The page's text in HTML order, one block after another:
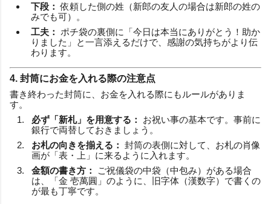
下段： 依頼した側の姓（新郎の友人の場合は新郎の姓の
みでも可）。
工夫：
ポチ袋の裏側に「今日は本当にありがとう！助か
りました」と一言添えるだけで、感謝の気持ちがより伝
わります。
4. 封筒にお金を入れる際の注意点
書き終わった封筒に、お金を入れる際にもルールがありま
す。
必ず「新札」を用意する：
お祝い事の基本です。事前に
銀行で両替しておきましょう。
お札の向きを揃える： 封筒の表側に対して、お札の肖像
画が「表・上」に来るように入れます。
金額の書き方：
ご祝儀袋の中袋（中包み）がある場合
は、「金 壱萬圓」のように、旧字体（漢数字）で書くの
が最も丁寧です。